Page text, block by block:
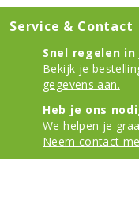
Service & Contact
Snel regelen
Bekijk je
gegevens aan.
Heb je ons
We helpen je
Neem contact